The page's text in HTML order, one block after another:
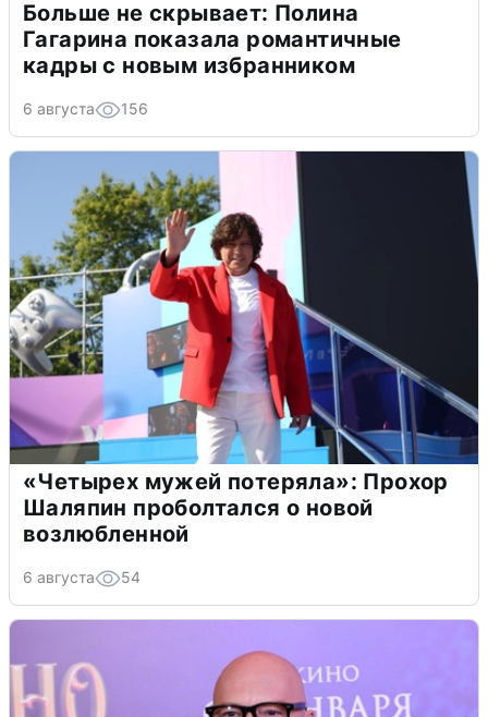
Больше не скрывает: Полина
Гагарина показала романтичные
кадры с новым избранником
6 августа 156
«Четырех мужей потеряла»: Прохор
Шаляпин проболтался о новой
возлюбленной
6 августа 54